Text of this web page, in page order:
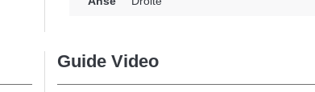
Guide Video